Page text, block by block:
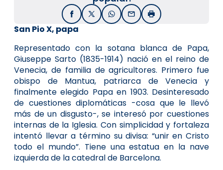
FacebookX / TwitterWhatsApp
EmailImprimir
San Pio X, papa
Representado con la sotana blanca de Papa,
Giuseppe Sarto (1835-1914) nació en el reino de
Venecia, de familia de agricultores. Primero fue
obispo de Mantua, patriarca de Venecia y
finalmente elegido Papa en 1903. Desinteresado
de cuestiones diplomáticas -cosa que le llevó
más de un disgusto-, se interesó por cuestiones
internas de la Iglesia. Con simplicidad y fortaleza
intentó llevar a término su divisa: “unir en Cristo
todo el mundo”. Tiene una estatua en la nave
izquierda de la catedral de Barcelona.